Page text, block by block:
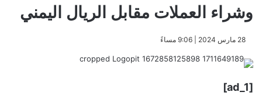
وشراء العملات مقابل الريال اليمني
​28 مارس 2024 | 9:06 مساءً
[ad_1]